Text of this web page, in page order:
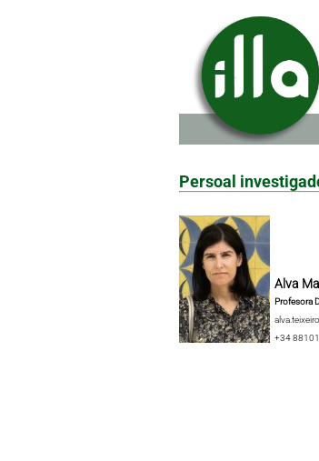
Persoal
Alva
Profesora
+34